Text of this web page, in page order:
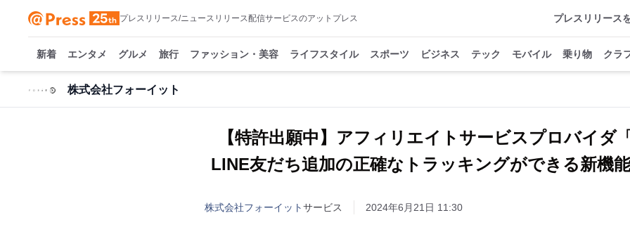
プレスリリース/ニュースリリース配信サービスのアットプレス プレスリリース
新着 エンタメ グルメ 旅行 ファッション・美容 ライフスタイル スポーツ ビジネス テック モバイル 乗り物 クラ
株式会社フォーイット
【特許出願中】アフィリエイトサービスプロバイダ
LINE友だち追加の正確なトラッキングができる新機
株式会社フォーイットサービス 2024年6月21日 11:30